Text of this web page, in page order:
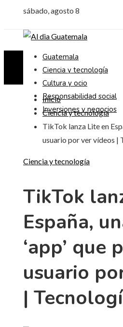
sábado, agosto 8
Guatemala
Ciencia y tecnología
Cultura y ocio
Responsabilidad social
Inversiones y negocios
Inicio
Ciencia y tecnología
TikTok lanza Lite en
usuario por ver vídeos |
Ciencia y tecnología
TikTok
España,
‘app’ que
usuario
|